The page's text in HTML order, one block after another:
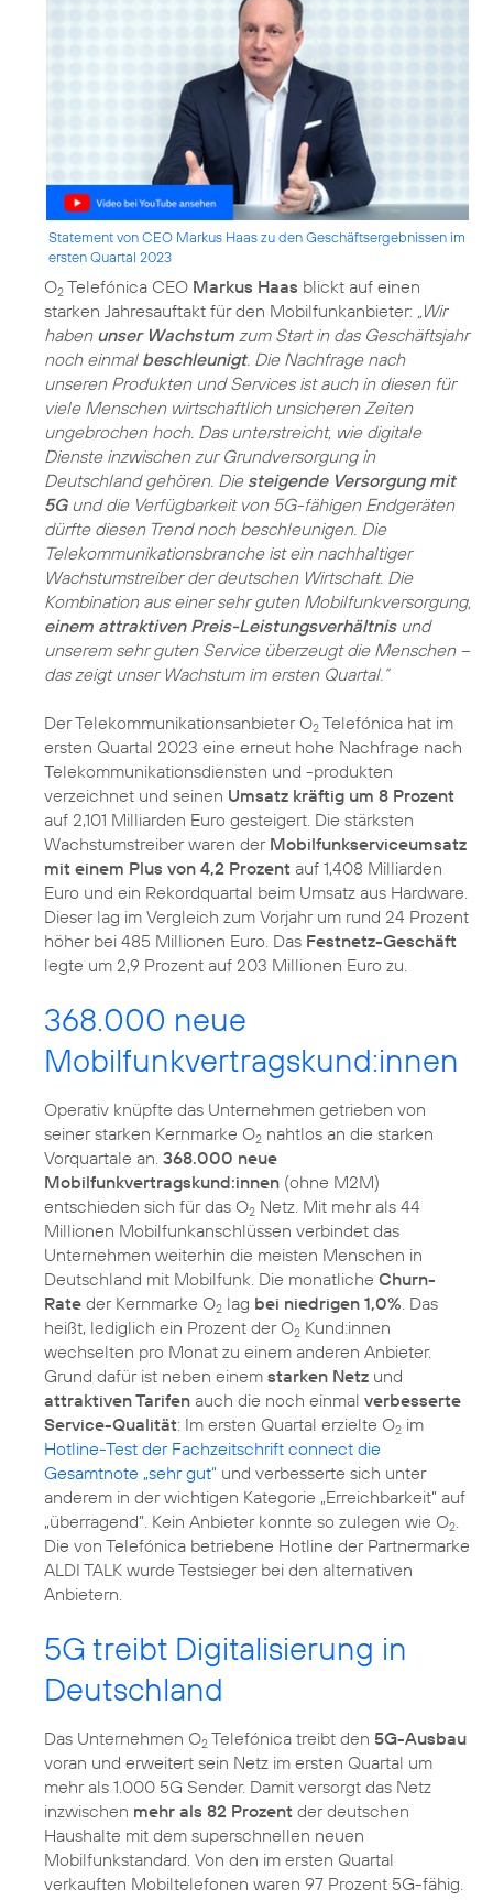
Statement von CEO Markus Haas zu den Geschäftsergebnissen im
ersten Quartal 2023
O2 Telefónica CEO Markus Haas blickt auf einen
starken Jahresauftakt für den Mobilfunkanbieter: „Wir
haben unser Wachstum zum Start in das Geschäftsjahr
noch einmal beschleunigt. Die Nachfrage nach
unseren Produkten und Services ist auch in diesen für
viele Menschen wirtschaftlich unsicheren Zeiten
ungebrochen hoch. Das unterstreicht, wie digitale
Dienste inzwischen zur Grundversorgung in
Deutschland gehören. Die steigende Versorgung mit
5Gund die Verfügbarkeit von 5G-fähigen Endgeräten
dürfte diesen Trend noch beschleunigen. Die
Telekommunikationsbranche ist ein nachhaltiger
Wachstumstreiber der deutschen Wirtschaft. Die
Kombination aus einer sehr guten Mobilfunkversorgung,
einem attraktiven Preis-Leistungsverhältnisund
unserem sehr guten Service überzeugt die Menschen –
das zeigt unser Wachstum im ersten Quartal.“
Der Telekommunikationsanbieter O2 Telefónica hat im
ersten Quartal 2023 eine erneut hohe Nachfrage nach
Telekommunikationsdiensten und -produkten
verzeichnet und seinen Umsatz kräftig um 8 Prozent
auf 2,101 Milliarden Euro gesteigert. Die stärksten
Wachstumstreiber waren der Mobilfunkserviceumsatz
mit einem Plus von 4,2 Prozent auf 1,408 Milliarden
Euro und ein Rekordquartal beim Umsatz aus Hardware.
Dieser lag im Vergleich zum Vorjahr um rund 24 Prozent
höher bei 485 Millionen Euro. Das Festnetz-Geschäft
legte um 2,9 Prozent auf 203 Millionen Euro zu.
368.000 neue
Mobilfunkvertragskund:innen
Operativ knüpfte das Unternehmen getrieben von
seiner starken Kernmarke O2 nahtlos an die starken
Vorquartale an. 368.000 neue
Mobilfunkvertragskund:innen (ohne M2M)
entschieden sich für das O2 Netz. Mit mehr als 44
Millionen Mobilfunkanschlüssen verbindet das
Unternehmen weiterhin die meisten Menschen in
Deutschland mit Mobilfunk. Die monatliche Churn-
Rate der Kernmarke O2 lag bei niedrigen 1,0% . Das
heißt, lediglich ein Prozent der O2 Kund:innen
wechselten pro Monat zu einem anderen Anbieter.
Grund dafür ist neben einem starken Netz und
attraktiven Tarifen auch die noch einmal verbesserte
Service-Qualität: Im ersten Quartal erzielte O2 im
Hotline-Test der Fachzeitschrift connect die
Gesamtnote „sehr gut“ und verbesserte sich unter
anderem in der wichtigen Kategorie „Erreichbarkeit” auf
„überragend”. Kein Anbieter konnte so zulegen wie O2
Die von Telefónica betriebene Hotline der Partnermarke
ALDI TALK wurde Testsieger bei den alternativen
Anbietern.
5G treibt Digitalisierung in
Deutschland
Das Unternehmen O2 Telefónica treibt den 5G-Ausbau
voran und erweitert sein Netz im ersten Quartal um
mehr als 1.000 5G Sender. Damit versorgt das Netz
inzwischen mehr als 82 Prozent der deutschen
Haushalte mit dem superschnellen neuen
Mobilfunkstandard. Von den im ersten Quartal
verkauften Mobiltelefonen waren 97 Prozent 5G-fähig.